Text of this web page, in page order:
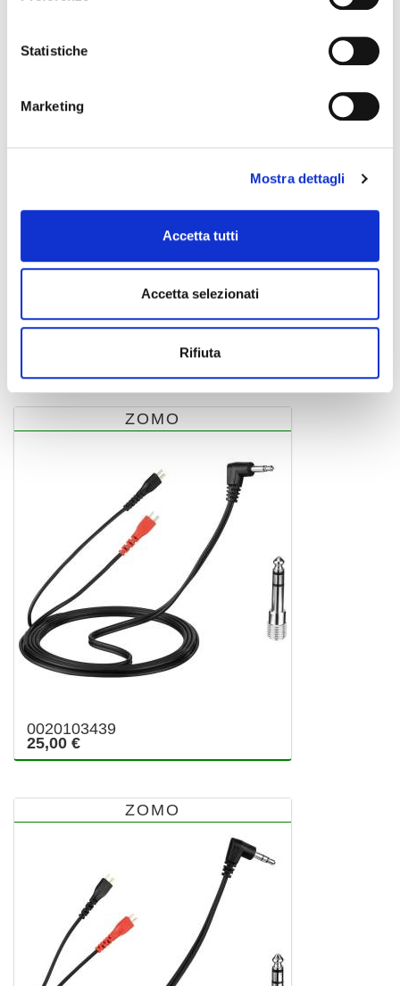
Statistiche
Marketing
Mostra dettagli
Accetta tutti
Accetta selezionati
Rifiuta
ZOMO
0020103439
25,00 €
ZOMO